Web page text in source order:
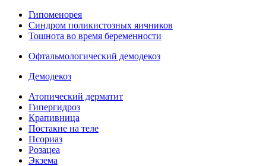
Гипоменорея
Синдром поликистозных яичников
Тошнота во время беременности
Офтальмологический демодекоз
Демодекоз
Атопический дерматит
Гипергидроз
Крапивница
Постакне на теле
Псориаз
Розацеа
Экзема